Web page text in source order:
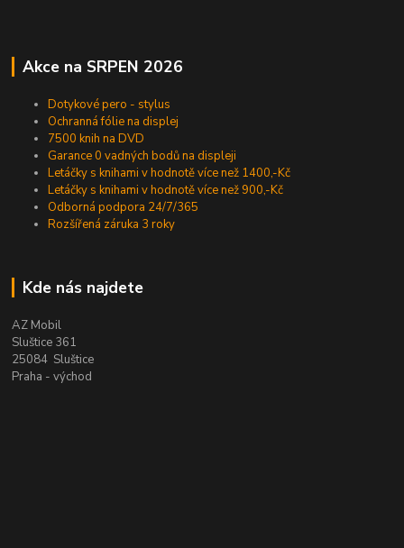
Akce na SRPEN 2026
Dotykové pero - stylus
Ochranná fólie na displej
7500 knih na DVD
Garance 0 vadných bodů na displeji
Letáčky s knihami v hodnotě více než 1400,-Kč
Letáčky s knihami v hodnotě více než 900,-Kč
Odborná podpora 24/7/365
Rozšířená záruka 3 roky
Kde nás najdete
AZ Mobil
Sluštice 361
25084 Sluštice
Praha - východ